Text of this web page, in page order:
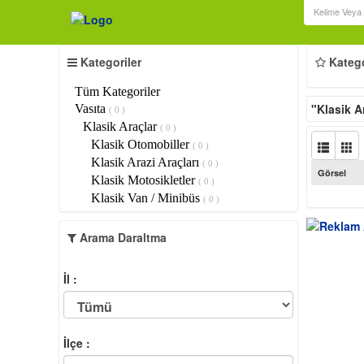
Kategoriler
Tüm Kategoriler
Vasıta ( 0 )
Klasik Araçlar ( 0 )
Klasik Otomobiller ( 0 )
Klasik Arazi Araçları ( 0 )
Klasik Motosikletler ( 0 )
Klasik Van / Minibüs ( 0 )
Arama Daraltma
İl :
İlçe :
"Klasik
Görsel